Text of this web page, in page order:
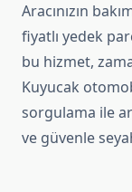
Aracınızın
fiyatlı yedek
bu hizmet,
Kuyucak
sorgulama ile
ve güvenle